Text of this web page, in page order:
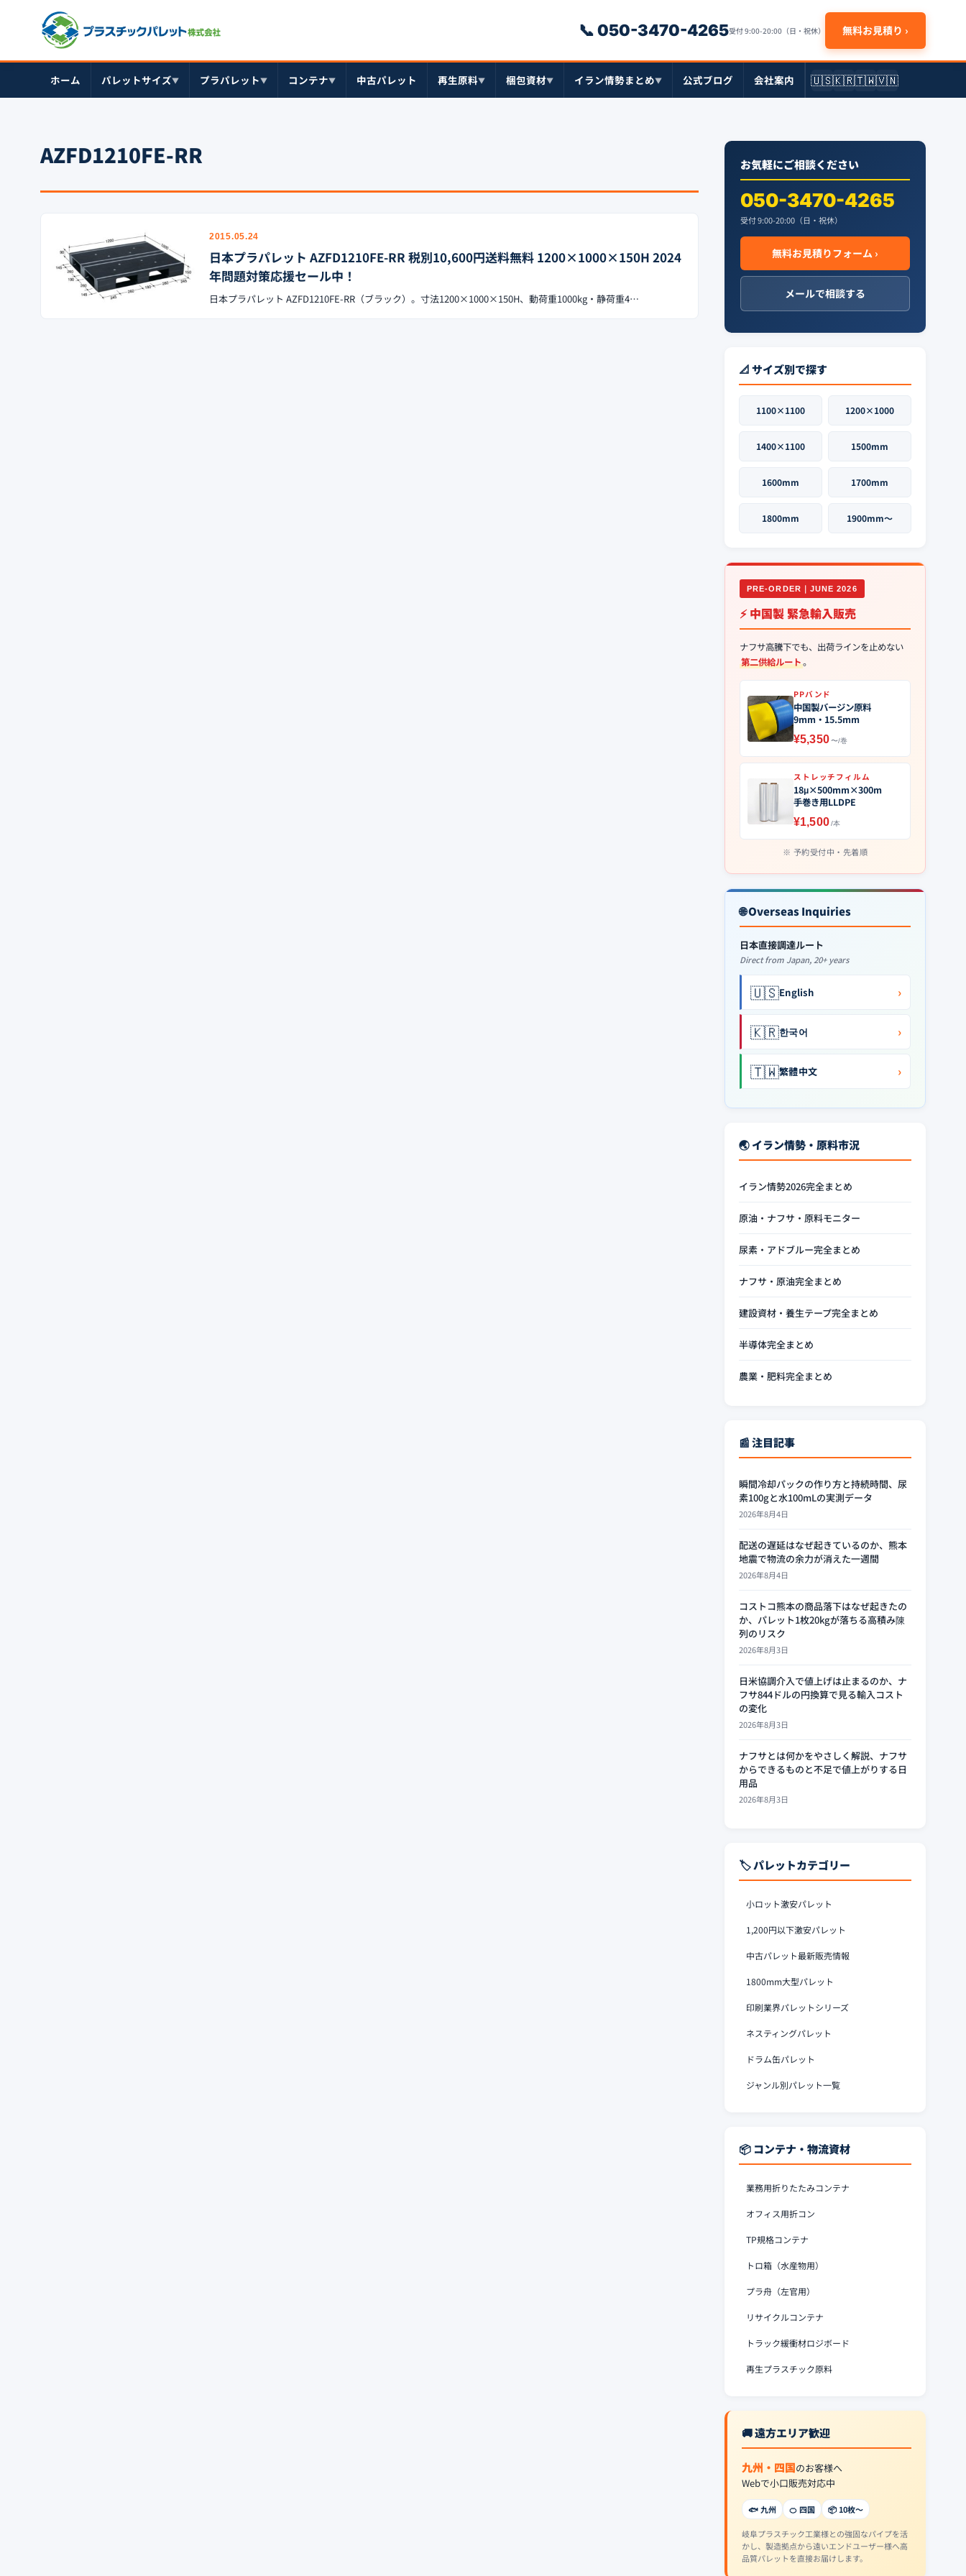
📞 050-3470-4265受付 9:00-20:00（日・祝休） 無料お見積り ›
ホーム パレットサイズ▼ プラパレット▼ コンテナ▼ 中古パレット 再生原料▼ 梱包資材▼ イラン情勢まとめ▼ 公式ブログ 会社案内 🇺🇸🇰🇷🇹🇼🇻🇳
AZFD1210FE-RR
2015.05.24
日本プラパレット AZFD1210FE-RR 税別10,600円送料無料 1200×1000×150H 2024
年問題対策応援セール中！
日本プラパレット AZFD1210FE-RR（ブラック）。寸法1200×1000×150H、動荷重1000kg・静荷重4…
お気軽にご相談ください
050-3470-4265
受付 9:00-20:00（日・祝休）
無料お見積りフォーム ›
メールで相談する
📐 サイズ別で探す
1100×1100 1200×1000
1400×1100 1500mm
1600mm 1700mm
1800mm 1900mm〜
PRE-ORDER｜JUNE 2026
⚡ 中国製 緊急輸入販売
ナフサ高騰下でも、出荷ラインを止めない
第二供給ルート。
PPバンド
中国製バージン原料
9mm・15.5mm
¥5,350〜/巻
ストレッチフィルム
18μ×500mm×300m
手巻き用LLDPE
¥1,500/本
予約受付中・先着順
🌐 Overseas Inquiries
日本直接調達ルート
Direct from Japan, 20+ years
🇺🇸English ›
🇰🇷한국어 ›
🇹🇼繁體中文 ›
🌏 イラン情勢・原料市況
イラン情勢2026完全まとめ
原油・ナフサ・原料モニター
尿素・アドブルー完全まとめ
ナフサ・原油完全まとめ
建設資材・養生テープ完全まとめ
半導体完全まとめ
農業・肥料完全まとめ
📰 注目記事
瞬間冷却パックの作り方と持続時間、尿
素100gと水100mLの実測データ
2026年8月4日
配送の遅延はなぜ起きているのか、熊本
地震で物流の余力が消えた一週間
2026年8月4日
コストコ熊本の商品落下はなぜ起きたの
か、パレット1枚20kgが落ちる高積み陳
列のリスク
2026年8月3日
日米協調介入で値上げは止まるのか、ナ
フサ844ドルの円換算で見る輸入コスト
の変化
2026年8月3日
ナフサとは何かをやさしく解説、ナフサ
からできるものと不足で値上がりする日
用品
2026年8月3日
🏷️ パレットカテゴリー
小ロット激安パレット
1,200円以下激安パレット
中古パレット最新販売情報
1800mm大型パレット
印刷業界パレットシリーズ
ネスティングパレット
ドラム缶パレット
ジャンル別パレット一覧
📦 コンテナ・物流資材
業務用折りたたみコンテナ
オフィス用折コン
TP規格コンテナ
トロ箱（水産物用）
プラ舟（左官用）
リサイクルコンテナ
トラック緩衝材ロジボード
再生プラスチック原料
🚚 遠方エリア歓迎
九州・四国のお客様へ
Webで小口販売対応中
🐟 九州 🍊 四国 📦 10枚〜
岐阜プラスチック工業様との強固なパイプを活
かし、製造拠点から遠いエンドユーザー様へ高
品質パレットを直接お届けします。